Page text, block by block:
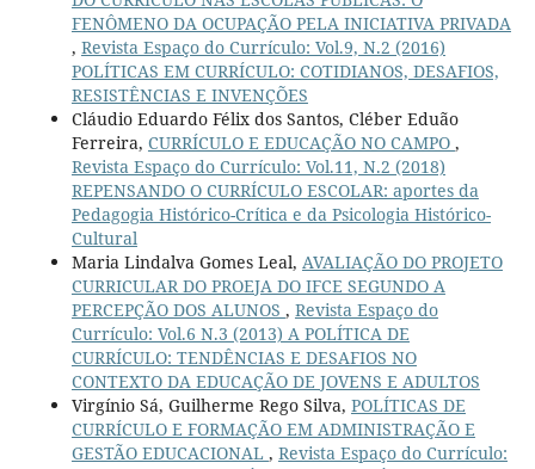
FENÔMENO DA OCUPAÇÃO PELA INICIATIVA PRIVADA
, Revista Espaço do Currículo: Vol.9, N.2 (2016)
POLÍTICAS EM CURRÍCULO: COTIDIANOS, DESAFIOS,
RESISTÊNCIAS E INVENÇÕES
Cláudio Eduardo Félix dos Santos, Cléber Eduão
Ferreira, CURRÍCULO E EDUCAÇÃO NO CAMPO ,
Revista Espaço do Currículo: Vol.11, N.2 (2018)
REPENSANDO O CURRÍCULO ESCOLAR: aportes da
Pedagogia Histórico-Crítica e da Psicologia Histórico-
Cultural
Maria Lindalva Gomes Leal, AVALIAÇÃO DO PROJETO
CURRICULAR DO PROEJA DO IFCE SEGUNDO A
PERCEPÇÃO DOS ALUNOS , Revista Espaço do
Currículo: Vol.6 N.3 (2013) A POLÍTICA DE
CURRÍCULO: TENDÊNCIAS E DESAFIOS NO
CONTEXTO DA EDUCAÇÃO DE JOVENS E ADULTOS
Virgínio Sá, Guilherme Rego Silva, POLÍTICAS DE
CURRÍCULO E FORMAÇÃO EM ADMINISTRAÇÃO E
GESTÃO EDUCACIONAL , Revista Espaço do Currículo: